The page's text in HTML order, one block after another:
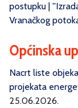
postupku |
Vranačkog
Općinska
Nacrt liste
projekata
25.06.2026.